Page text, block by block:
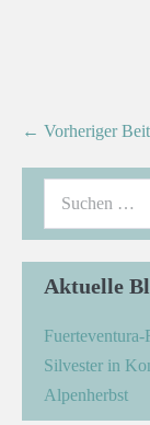
← Vorheriger
Aktuelle
Fuerteventura-
Silvester in
Alpenherbst